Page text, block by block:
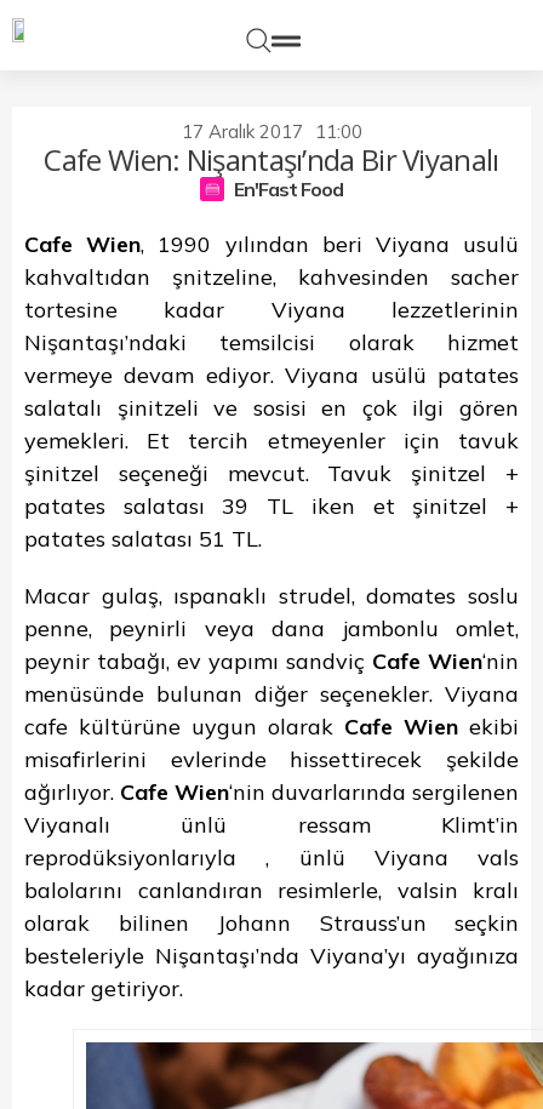
17 Aralık 2017 11:00
Cafe Wien: Nişantaşı’nda Bir Viyanalı
En'Fast Food
Cafe Wien, 1990 yılından beri Viyana usulü
kahvaltıdan şnitzeline, kahvesinden sacher
tortesine kadar Viyana lezzetlerinin
Nişantaşı’ndaki temsilcisi olarak hizmet
vermeye devam ediyor. Viyana usülü patates
salatalı şinitzeli ve sosisi en çok ilgi gören
yemekleri. Et tercih etmeyenler için tavuk
şinitzel seçeneği mevcut. Tavuk şinitzel +
patates salatası 39 TL iken et şinitzel +
patates salatası 51 TL.
Macar gulaş, ıspanaklı strudel, domates soslu
penne, peynirli veya dana jambonlu omlet,
peynir tabağı, ev yapımı sandviç Cafe Wien‘nin
menüsünde bulunan diğer seçenekler. Viyana
cafe kültürüne uygun olarak Cafe Wien ekibi
misafirlerini evlerinde hissettirecek şekilde
ağırlıyor. Cafe Wien‘nin duvarlarında sergilenen
Viyanalı ünlü ressam Klimt’in
reprodüksiyonlarıyla , ünlü Viyana vals
balolarını canlandıran resimlerle, valsin kralı
olarak bilinen Johann Strauss’un seçkin
besteleriyle Nişantaşı’nda Viyana’yı ayağınıza
kadar getiriyor.